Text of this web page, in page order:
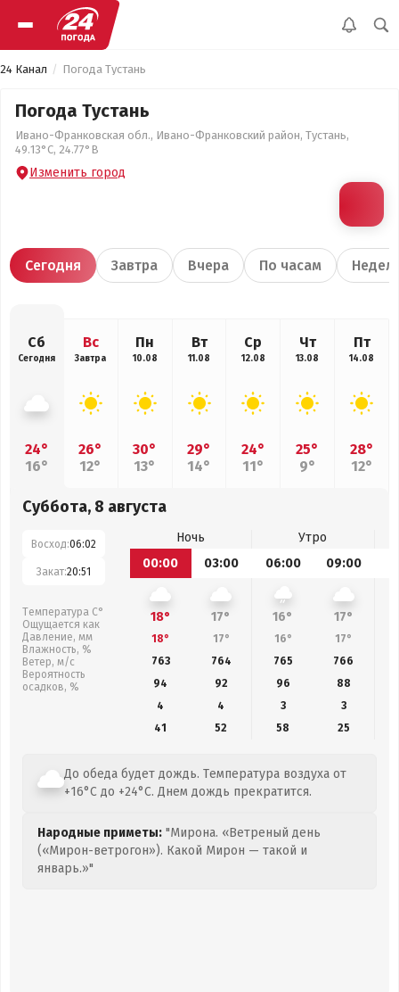
24 Канал Погода Тустань
Погода Тустань
Ивано-Франковская обл., Ивано-Франковский район, Тустань,
49.13°С, 24.77°В
Изменить город
Сегодня Завтра Вчера По часам
Сб
Сегодня
24°
16°
Вс
Завтра
26°
12°
Пн
10.08
30°
13°
Вт
11.08
29°
14°
Ср
12.08
24°
11°
Чт
13.08
25°
9°
Пт
14.08
28°
12°
Суббота, 8 августа
Восход:06:02
Закат:20:51
Температура С°
Ощущается как
Давление, мм
Влажность, %
Ветер, м/с
Вероятность
осадков, %
Ночь
Утро
00:00
03:00 06:00 09:00
18° 17° 16° 17°
18° 17° 16° 17°
763
764 765 766
94
92 96 88
4
4 3
3
41
52 58 25
До обеда будет дождь. Температура воздуха от
+16°C до +24°C. Днем дождь прекратится.
Народные приметы: "Мирона. «Ветреный день
(«Мирон-ветрогон»). Какой Мирон — такой и
январь.»"